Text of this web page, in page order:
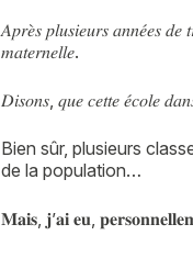
𝐴𝑝𝑟𝑒̀𝑠 𝑝𝑙𝑢𝑠𝑖𝑒𝑢𝑟𝑠 𝑎𝑛𝑛𝑒́𝑒𝑠 𝑑𝑒
𝑚𝑎𝑡𝑒𝑟𝑛𝑒𝑙𝑙𝑒.
𝐷𝑖𝑠𝑜𝑛𝑠, 𝑞𝑢𝑒 𝑐𝑒𝑡𝑡𝑒 𝑒́𝑐𝑜𝑙𝑒
Bien sûr, plusieurs
de la population…
𝐌𝐚𝐢𝐬, 𝐣’𝐚𝐢 𝐞𝐮,